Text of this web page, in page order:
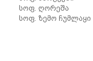
სოფ. ღორეშა
სოფ. ზემო ჩუმლაყი